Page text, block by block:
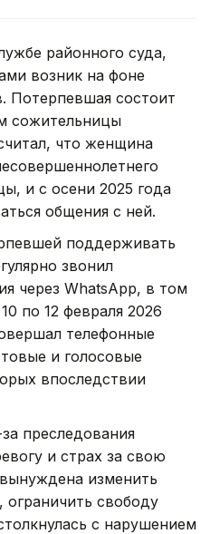
районного суда,
возник на фоне
Потерпевшая состоит
сожительницы
что женщина
и с осени 2025 года
общения с ней.
поддерживать
звонил
через WhatsApp, в том
по 12 февраля 2026
телефонные
и голосовые
впоследствии
преследования
и страх за свою
изменить
свободу
с нарушением